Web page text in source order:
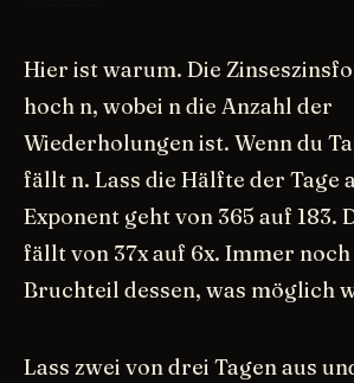
Hier ist warum. Die
hoch n, wobei n die Anzahl der
Wiederholungen ist. Wenn du
fällt n. Lass die Hälfte der Tage
Exponent geht von 365 auf 183.
fällt von 37x auf 6x. Immer
Bruchteil dessen, was möglich
Lass zwei von drei Tagen aus